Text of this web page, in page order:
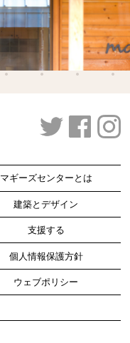
マギーズセンターとは
建築とデザイン
支援する
個人情報保護方針
ウェブポリシー